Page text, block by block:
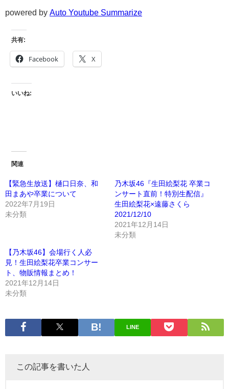
powered by Auto Youtube Summarize
共有:
Facebook X
いいね:
関連
【緊急生放送】樋口日奈、和
田まあや卒業について
2022年7月19日
未分類
乃木坂46『生田絵梨花 卒業コ
ンサート直前！特別生配信』
生田絵梨花×遠藤さくら
2021/12/10
2021年12月14日
未分類
【乃木坂46】会場行く人必
見！生田絵梨花卒業コンサー
ト、物販情報まとめ！
2021年12月14日
未分類
LINE
この記事を書いた人